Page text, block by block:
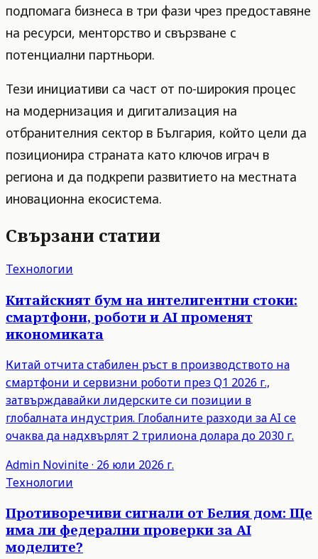
подпомага бизнеса в три фази чрез предоставяне
на ресурси, менторство и свързване с
потенциални партньори.
Тези инициативи са част от по-широкия процес
на модернизация и дигитализация на
отбранителния сектор в България, който цели да
позиционира страната като ключов играч в
региона и да подкрепи развитието на местната
иновационна екосистема.
Свързани статии
Технологии
Китайският бум на интелигентни стоки:
смартфони, роботи и AI променят
икономиката
Китай отчита стабилен ръст в производството на
смартфони и сервизни роботи през Q1 2026 г.,
затвърждавайки лидерските си позиции в
глобалната индустрия. Глобалните разходи за AI се
очаква да надхвърлят 2 трилиона долара до 2030 г.
Admin Novinite· 26 юли 2026 г.
Технологии
Противоречиви сигнали от Белия дом: Ще
има ли федерални проверки за AI
моделите?